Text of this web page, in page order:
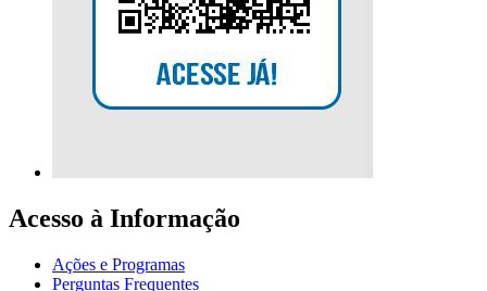
Acesso à Informação
Ações e Programas
Perguntas Frequentes